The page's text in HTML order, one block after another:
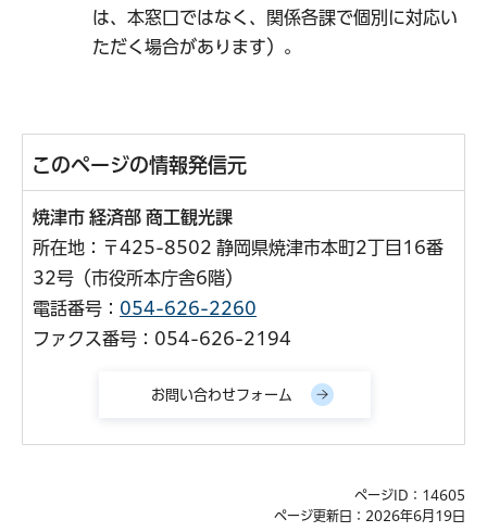
は、本窓口ではなく、関係各課で個別に対応い
ただく場合があります）。
このページの情報発信元
焼津市 経済部 商工観光課
所在地：〒425-8502 静岡県焼津市本町2丁目16番
32号（市役所本庁舎6階）
電話番号： 054-626-2260
ファクス番号：054-626-2194
ページID：14605
ページ更新日：2026年6月19日